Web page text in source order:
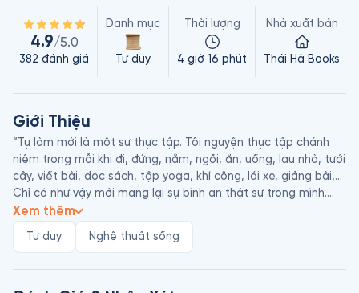
4.9/5.0
382 đánh giá
Danh mục
Tư duy
Thời lượng
4 giờ 16 phút
Nhà xuất bản
Thái Hà Books
Giới Thiệu
“Tự làm mới là một sự thực tập. Tôi nguyện thực tập chánh
niệm trong mỗi khi đi, đứng, nằm, ngồi, ăn, uống, lau nhà, tưới
cây, viết bài, đọc sách, tập yoga, khí công, lái xe, giảng bài,…
Chỉ có như vậy mới mang lại sự bình an thật sự trong mình.
lạc và vững bước trên con đường đẹp phía trước, để tiếp xúc
Xem thêm
Tư duy Nghệ thuật sống